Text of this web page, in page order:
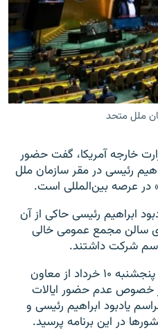
ملل متحد
خارجه آمریکا، گفت حضور
رئیسی در مقر سازمان ملل
در عرصه بین‌المللی است.
ابراهیم رئیسی حاکی از آن
سالن مجمع عمومی خالی
شرکت داشتند.
خبرنگاری در کنفرانس خبری روز پنجشنبه ۱۰ خرداد از معاون
خصوص عدم حضور ایالات
یادبود ابراهیم رئیسی و
در این برنامه پرسید.